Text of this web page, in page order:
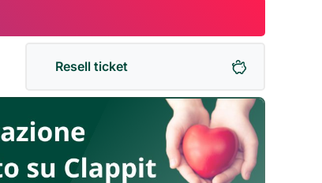
Resell ticket